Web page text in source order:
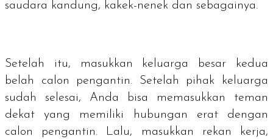
saudara kandung, kakek-nenek dan sebagainya.
Setelah itu, masukkan keluarga besar kedua
belah calon pengantin. Setelah pihak keluarga
sudah selesai, Anda bisa memasukkan teman
dekat yang memiliki hubungan erat dengan
calon pengantin. Lalu, masukkan rekan kerja,